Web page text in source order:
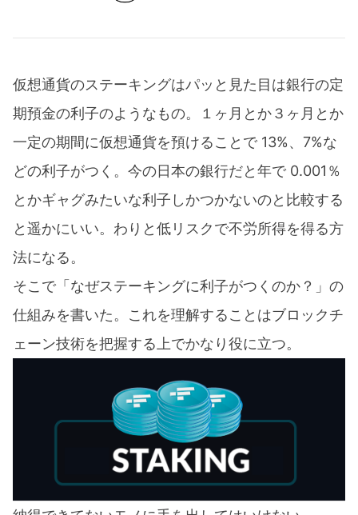
仮想通貨のステーキングはパッと見た目は銀行の定
期預金の利子のようなもの。１ヶ月とか３ヶ月とか
一定の期間に仮想通貨を預けることで 13%、7%な
どの利子がつく。今の日本の銀行だと年で 0.001％
とかギャグみたいな利子しかつかないのと比較する
と遥かにいい。わりと低リスクで不労所得を得る方
法になる。
そこで「なぜステーキングに利子がつくのか？」の
仕組みを書いた。これを理解することはブロックチ
ェーン技術を把握する上でかなり役に立つ。